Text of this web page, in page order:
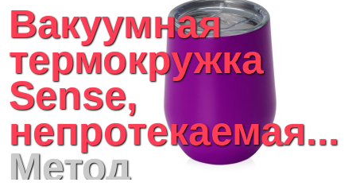
Вакуумная
термокружка
Sense,
непротекаемая...
Метод